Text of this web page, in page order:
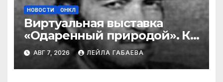
НОВОСТИ ОНКЛ
Виртуальная выставка
«Одаренный природой». К
90-летию со дня рождения
Ибрагима Бабаева
АВГ 7, 2026 ЛЕЙЛА ГАБАЕВА